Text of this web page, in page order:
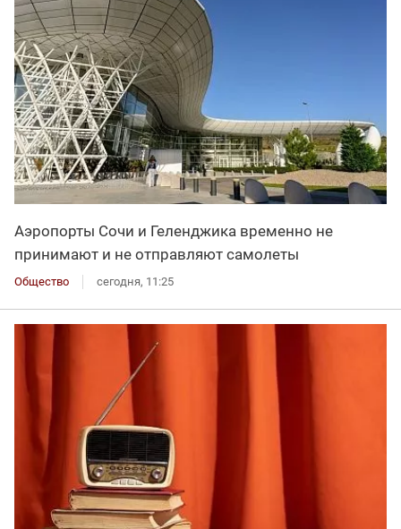
Аэропорты Сочи и Геленджика временно не
принимают и не отправляют самолеты
Общество сегодня, 11:25